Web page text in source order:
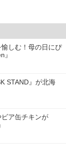
しむ！母の日にぴ
STAND』が北海
ア缶チキンが